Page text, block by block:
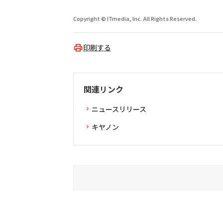
Copyright © ITmedia, Inc. All Rights Reserved.
印刷する
関連リンク
ニュースリリース
キヤノン